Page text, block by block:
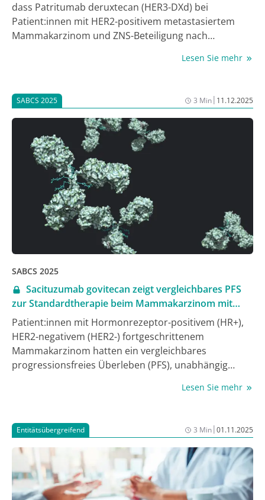
dass Patritumab deruxtecan (HER3-DXd) bei
Patient:innen mit HER2-positivem metastasiertem
Mammakarzinom und ZNS-Beteiligung nach
erreichte. Die Ergebnisse wurden beim 48. San
Antonio Breast Cancer Symposium (SABCS)
präsentiert und deuten auf eine mögliche
Sequenztherapie für Antikörper-Wirkstoff-Konjugate
(ADCs) hin.
Lesen Sie mehr
SABCS 2025 3 Min| 11.12.2025
SABCS 2025
Sacituzumab govitecan zeigt vergleichbares PFS
zur Standardtherapie beim Mammakarzinom mit
endokriner Resistenz
Patient:innen mit Hormonrezeptor-positivem (HR+),
HER2-negativem (HER2-) fortgeschrittenem
Mammakarzinom hatten ein vergleichbares
progressionsfreies Überleben (PFS), unabhängig
Standardchemotherapie als erste Behandlung nach
Studie ASCENT-07 mit 690 Patient:innen erreichte
ihren primären Endpunkt nicht, zeigte jedoch einen
frühen Trend zur Verbesserung des
Gesamtüberlebens. Die Ergebnisse wurden beim 48.
San Antonio Breast Cancer Symposium (SABCS)
präsentiert.
Lesen Sie mehr
Entitätsübergreifend 3 Min|01.11.2025